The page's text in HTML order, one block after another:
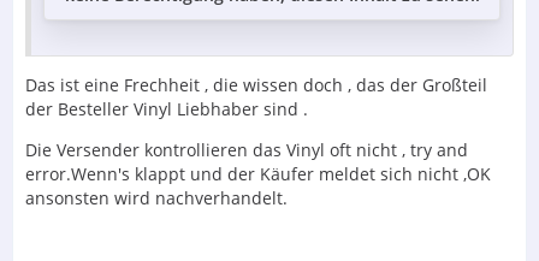
Das ist eine Frechheit , die wissen doch , das der Großteil
der Besteller Vinyl Liebhaber sind .
Die Versender kontrollieren das Vinyl oft nicht , try and
error.Wenn's klappt und der Käufer meldet sich nicht ,OK
ansonsten wird nachverhandelt.